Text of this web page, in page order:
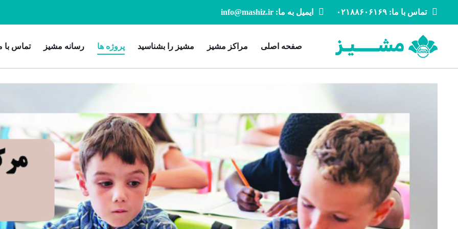
تماس با ما: ۰۲۱۸۸۶۰۶۱۶۹ ایمیل به ما: info@mashiz.ir
صفحه اصلی مراکز مشیز مشیز را بشناسید پروژه ها رسانه مشیز تماس با